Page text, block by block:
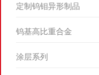
定制钨钼异形制品
钨基高比重合金
涂层系列